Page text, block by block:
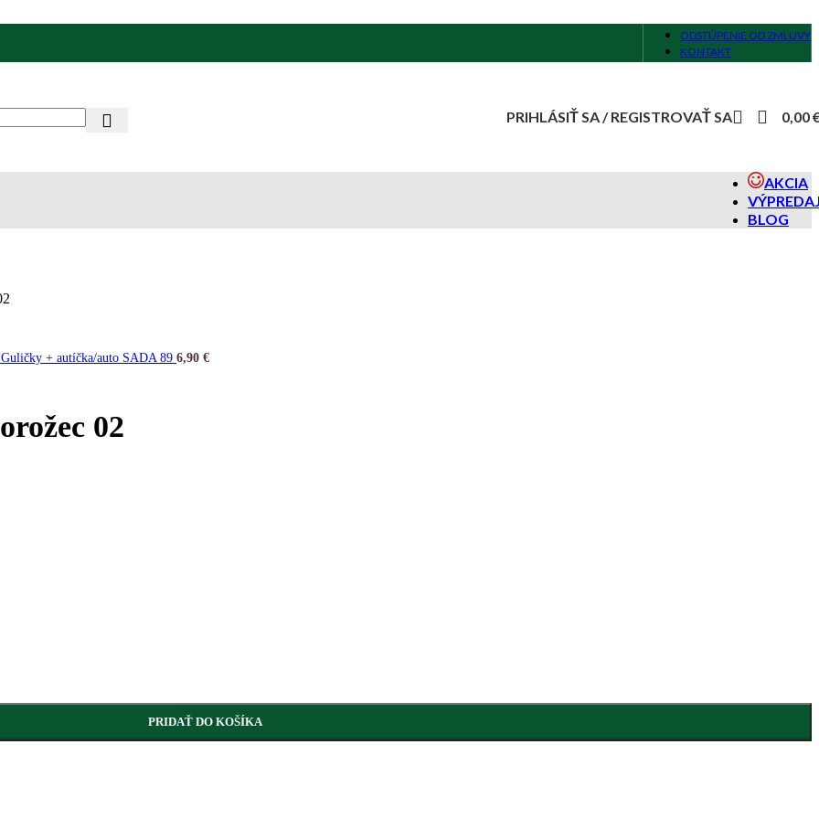
ODSTÚPENIE OD ZMLUVY
KONTAKT
PRIHLÁSIŤ SA / REGISTROVAŤ SA 0,00
AKCIA
BLOG
+ autíčka/auto SADA 89 6,90 €
02
PRIDAŤ DO KOŠÍKA